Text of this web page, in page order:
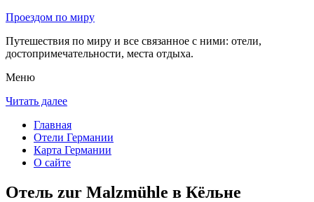
Проездом по миру
Путешествия по миру и все связанное с ними: отели,
достопримечательности, места отдыха.
Меню
Читать далее
Главная
Отели Германии
Карта Германии
О сайте
Отель zur Malzmühle в Кёльне